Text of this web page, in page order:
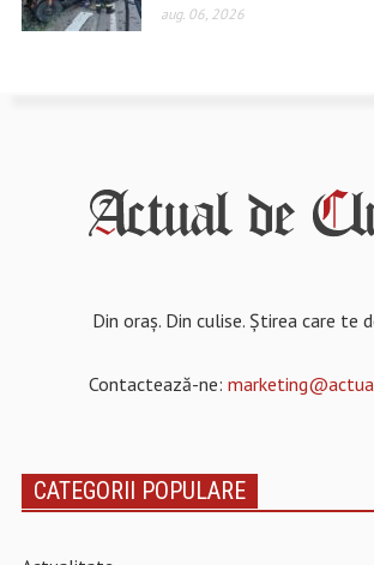
aug. 06, 2026
Din oraș. Din culise. Știrea care te
Contactează-ne:
CATEGORII POPULARE